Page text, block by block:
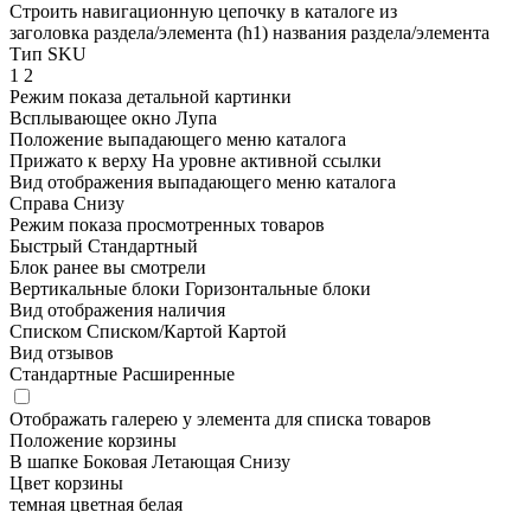
Строить навигационную цепочку в каталоге из
заголовка раздела/элемента (h1) названия раздела/элемента
Тип SKU
1 2
Режим показа детальной картинки
Всплывающее окно Лупа
Положение выпадающего меню каталога
Прижато к верху На уровне активной ссылки
Вид отображения выпадающего меню каталога
Справа Снизу
Режим показа просмотренных товаров
Быстрый Стандартный
Блок ранее вы смотрели
Вертикальные блоки Горизонтальные блоки
Вид отображения наличия
Списком Списком/Картой Картой
Вид отзывов
Стандартные Расширенные
Отображать галерею у элемента для списка товаров
Положение корзины
В шапке Боковая Летающая Снизу
Цвет корзины
темная цветная белая